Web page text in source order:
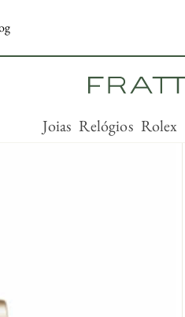
Joias Relógios Rolex